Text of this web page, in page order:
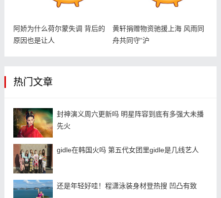
阿娇为什么荷尔蒙失调 背后的
原因也是让人
黄轩捐赠物资驰援上海 风雨同
舟共同守“沪
热门文章
封神演义周六更新吗 明星阵容到底有多强大未播
先火
gidle在韩国火吗 第五代女团里gidle是几线艺人
还是年轻好哇！程潇泳装身材登热搜 凹凸有致